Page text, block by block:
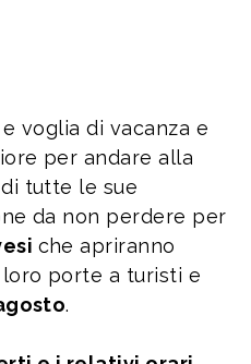
voglia di vacanza e
per andare alla
tutte le sue
da non perdere per
che apriranno
porte a turisti e
.